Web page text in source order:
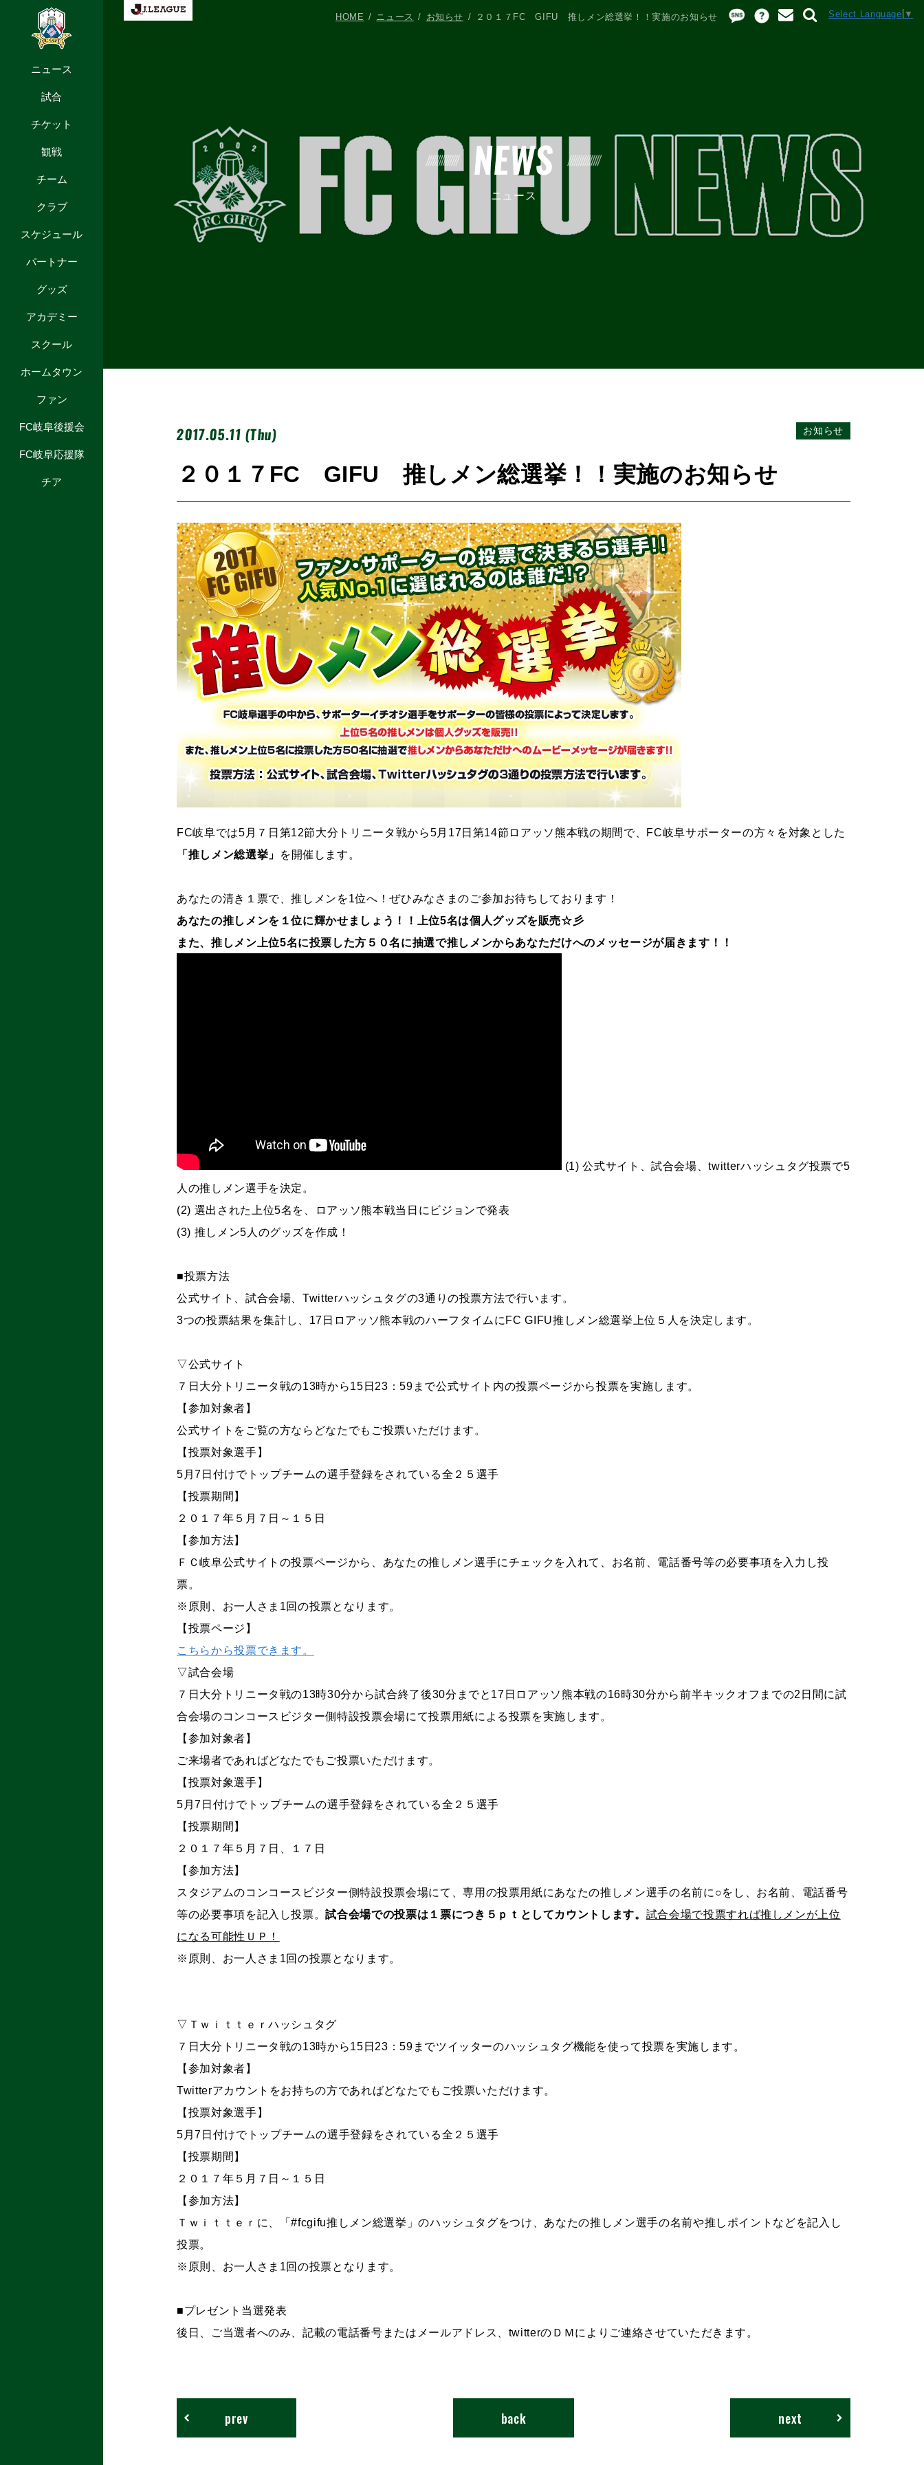
ニュース
試合
チケット
観戦
チーム
クラブ
スケジュール
パートナー
グッズ
アカデミー
スクール
ホームタウン
ファン
FC岐阜後援会
FC岐阜応援隊
チア
Select Language ▼
NEWS
ニュース
HOME ニュース お知らせ ２０１７FC GIFU 推しメン総選挙！！実施のお知らせ
2017.05.11 (Thu) お知らせ
２０１７FC GIFU 推しメン総選挙！！実施のお知らせ
FC岐阜では5月７日第12節大分トリニータ戦から5月17日第14節ロアッソ熊本戦の期間で、FC岐阜サポーターの方々を対象とした
「推しメン総選挙」
を開催します。
あなたの清き１票で、推しメンを1位へ！ぜひみなさまのご参加お待ちしております！
あなたの推しメンを１位に輝かせましょう！！上位5名は個人グッズを販売☆彡
また、推しメン上位5名に投票した方５０名に抽選で推しメンからあなただけへのメッセージが届きます！！
(1) 公式サイト、試合会場、twitterハッシュタグ投票で5
人の推しメン選手を決定。
(2) 選出された上位5名を、ロアッソ熊本戦当日にビジョンで発表
(3) 推しメン5人のグッズを作成！
■投票方法
公式サイト、試合会場、Twitterハッシュタグの3通りの投票方法で行います。
3つの投票結果を集計し、17日ロアッソ熊本戦のハーフタイムにFC GIFU推しメン総選挙上位５人を決定します。
▽公式サイト
７日大分トリニータ戦の13時から15日23：59まで公式サイト内の投票ページから投票を実施します。
【参加対象者】
公式サイトをご覧の方ならどなたでもご投票いただけます。
【投票対象選手】
5月7日付けでトップチームの選手登録をされている全２５選手
【投票期間】
２０１７年５月７日～１５日
【参加方法】
ＦＣ岐阜公式サイトの投票ページから、あなたの推しメン選手にチェックを入れて、お名前、電話番号等の必要事項を入力し投
票。
※原則、お一人さま1回の投票となります。
【投票ページ】
こちらから投票できます。
▽試合会場
７日大分トリニータ戦の13時30分から試合終了後30分までと17日ロアッソ熊本戦の16時30分から前半キックオフまでの2日間に試
合会場のコンコースビジター側特設投票会場にて投票用紙による投票を実施します。
【参加対象者】
ご来場者であればどなたでもご投票いただけます。
【投票対象選手】
5月7日付けでトップチームの選手登録をされている全２５選手
【投票期間】
２０１７年５月７日、１７日
【参加方法】
スタジアムのコンコースビジター側特設投票会場にて、専用の投票用紙にあなたの推しメン選手の名前に○をし、お名前、電話番号
等の必要事項を記入し投票。試合会場での投票は１票につき５ｐｔとしてカウントします。 試合会場で投票すれば推しメンが上位
になる可能性ＵＰ！
※原則、お一人さま1回の投票となります。
▽Ｔｗｉｔｔｅｒハッシュタグ
７日大分トリニータ戦の13時から15日23：59までツイッターのハッシュタグ機能を使って投票を実施します。
【参加対象者】
Twitterアカウントをお持ちの方であればどなたでもご投票いただけます。
【投票対象選手】
5月7日付けでトップチームの選手登録をされている全２５選手
【投票期間】
２０１７年５月７日～１５日
【参加方法】
Ｔｗｉｔｔｅｒに、「#fcgifu推しメン総選挙」のハッシュタグをつけ、あなたの推しメン選手の名前や推しポイントなどを記入し
投票。
※原則、お一人さま1回の投票となります。
■プレゼント当選発表
後日、ご当選者へのみ、記載の電話番号またはメールアドレス、twitterのＤＭによりご連絡させていただきます。
next
back
prev